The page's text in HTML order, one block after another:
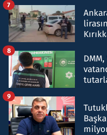
7
8
9